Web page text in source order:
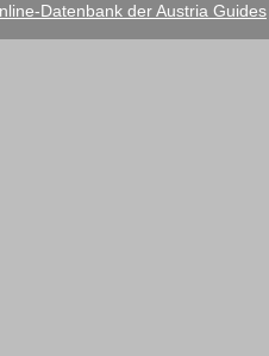
Datenbank der Austria Guides